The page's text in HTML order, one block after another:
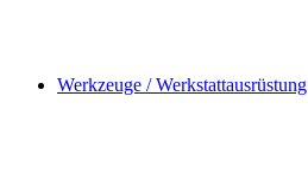
Werkzeuge / Werkstattausrüstung